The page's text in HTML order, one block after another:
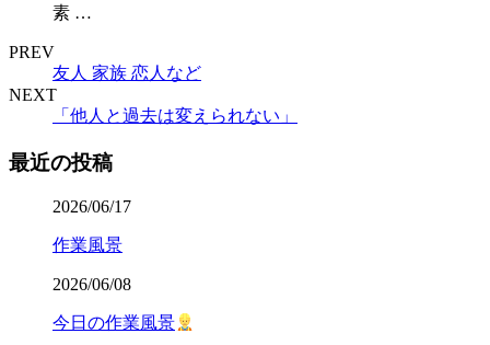
素 …
PREV
友人 家族 恋人など
NEXT
「他人と過去は変えられない」
最近の投稿
2026/06/17
作業風景
2026/06/08
今日の作業風景